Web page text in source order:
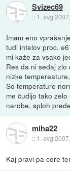
Svizec69
:: 1. avg
Imam eno
tudi intelov proc.
mi kaže za vsako
Res da ni sedaj zlo
nizke
So temperature
me čudijo tako
narobe, sploh
miha22
:: 1. avg
Kaj pravi pa core